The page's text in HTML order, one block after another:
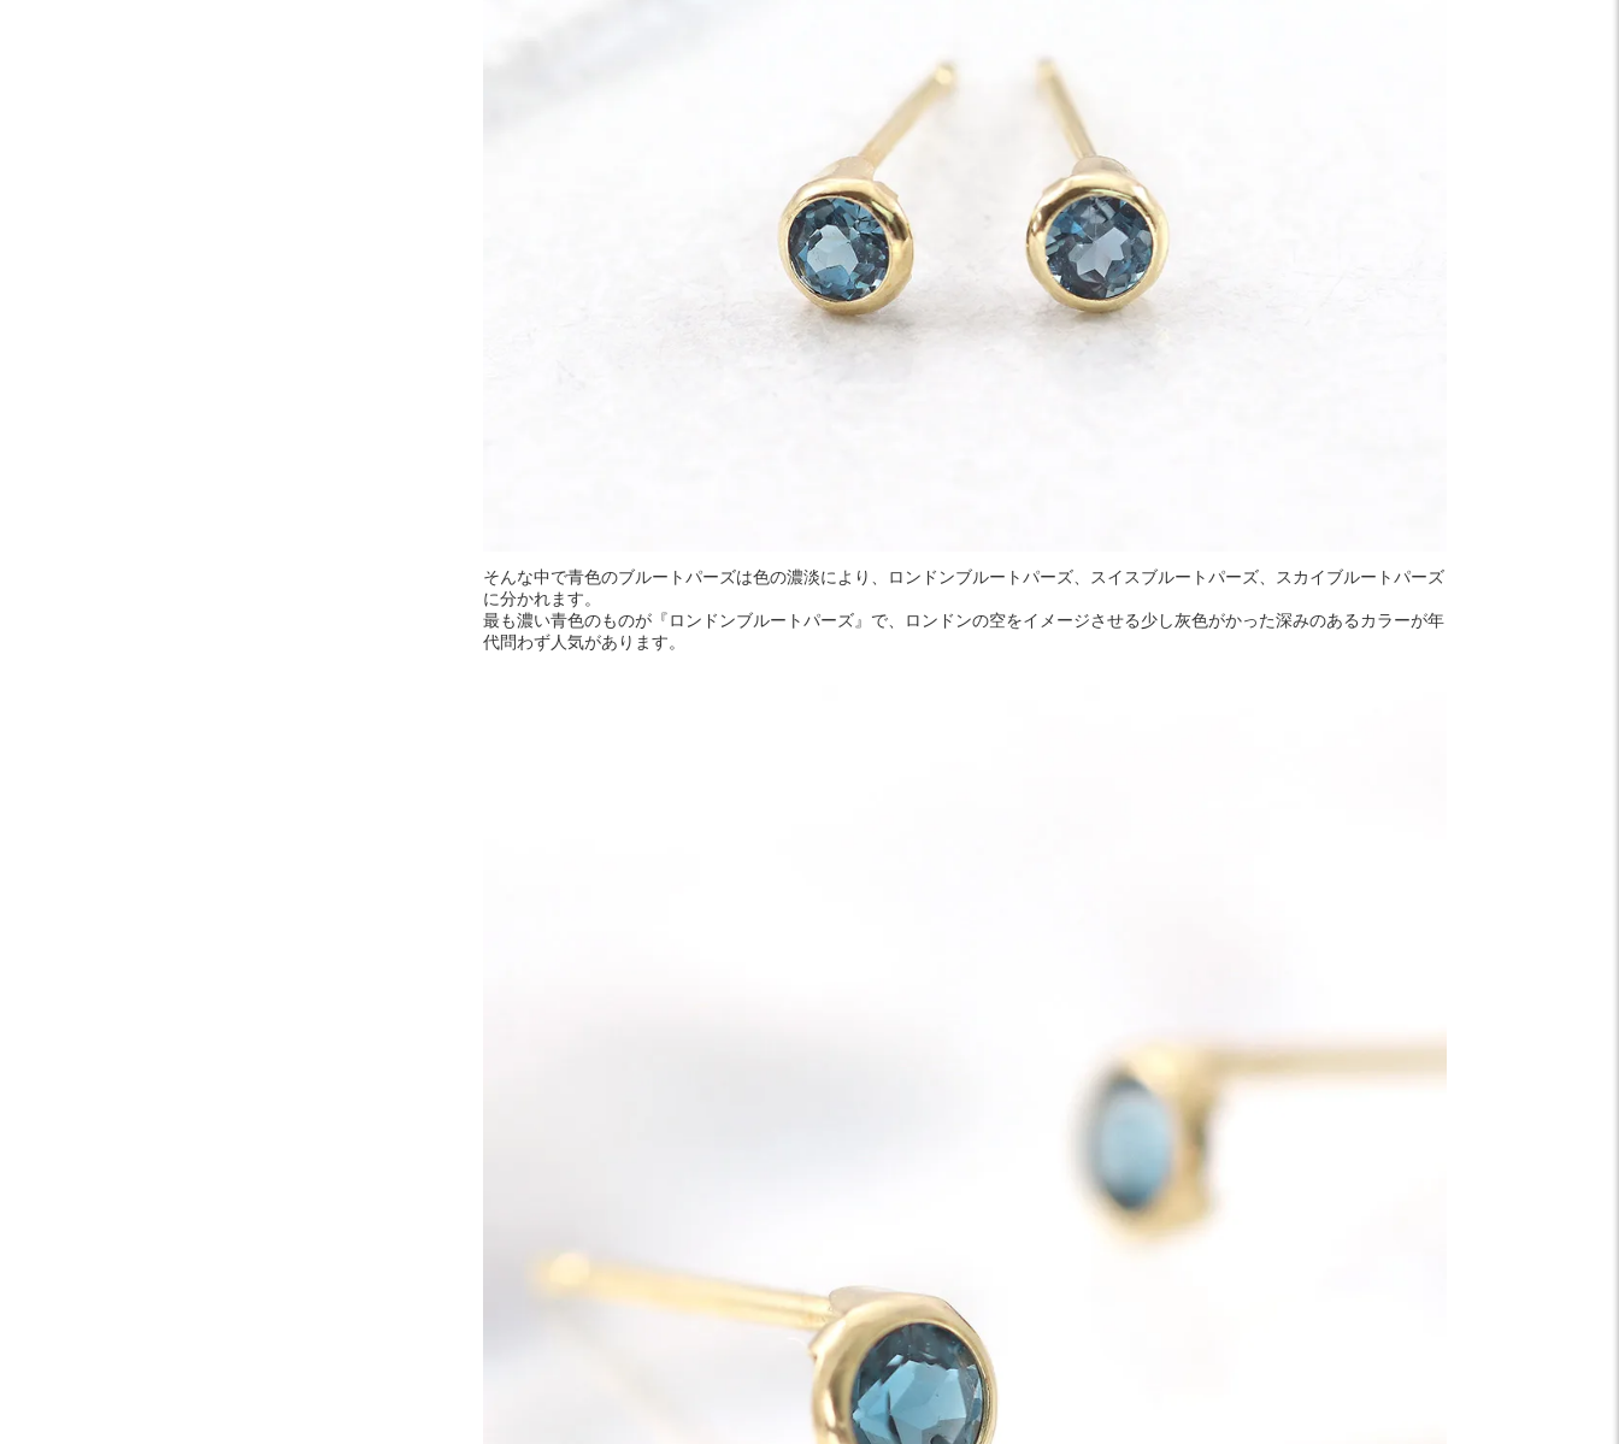
そんな中で青色のブルートパーズは色の濃淡により、ロンドンブルートパーズ、スイスブルートパーズ、スカイブルートパーズ
に分かれます。
最も濃い青色のものが『ロンドンブルートパーズ』で、ロンドンの空をイメージさせる少し灰色がかった深みのあるカラーが年
代問わず人気があります。